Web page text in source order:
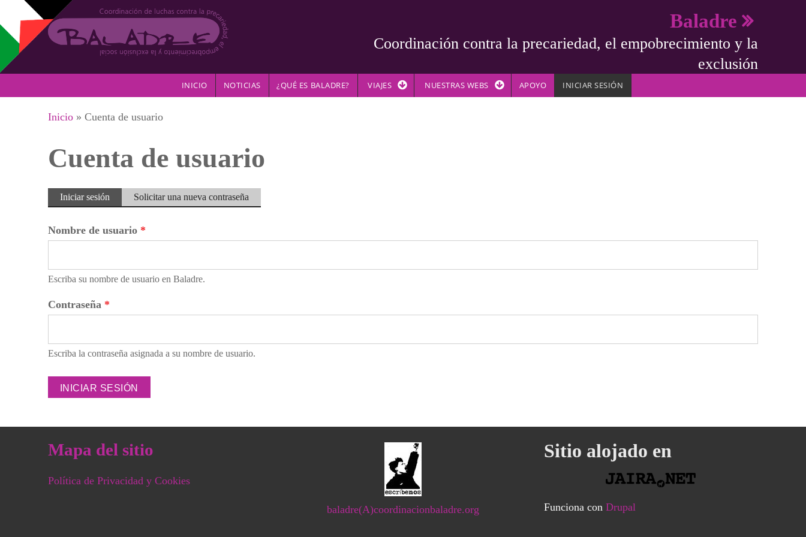
Pasar al contenido principal
Baladre
Coordinación contra la precariedad, el empobrecimiento y la
exclusión
INICIO NOTICIAS ¿QUÉ ES BALADRE? VIAJES NUESTRAS WEBS APOYO INICIAR SESIÓN
Se encuentra usted aquí
Inicio » Cuenta de usuario
Cuenta de usuario
Solapas principales
Iniciar sesión (solapaSolicitar una nueva contraseña
Nombre de usuario *
Escriba su nombre de usuario en Baladre.
Contraseña *
Escriba la contraseña asignada a su nombre de usuario.
Mapa del sitio
Política de Privacidad y Cookies
baladre(A)coordinacionbaladre.org
Sitio alojado en
Funciona con Drupal